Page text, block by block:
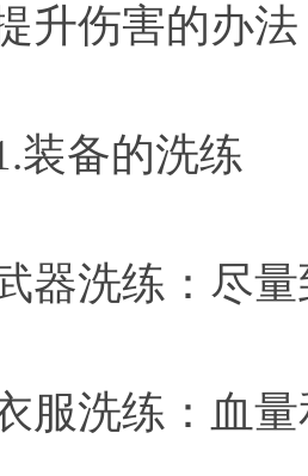
升伤害的办
装备的洗练
器洗练：尽
服洗练：血